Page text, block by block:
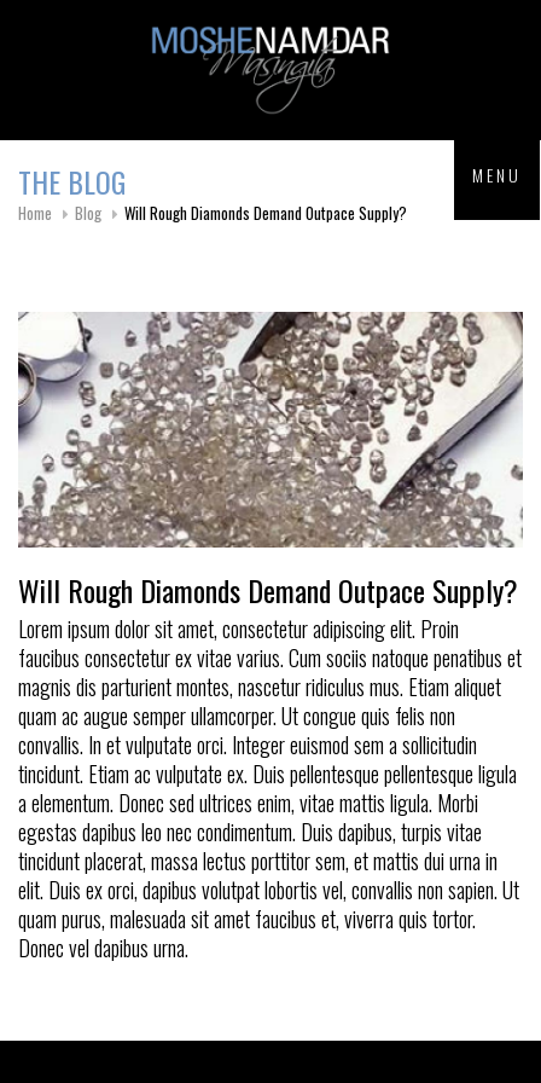
THE BLOG
Home Blog Will Rough Diamonds Demand Outpace Supply?
MENU
Will Rough Diamonds Demand Outpace Supply?
Lorem ipsum dolor sit amet, consectetur adipiscing elit. Proin
faucibus consectetur ex vitae varius. Cum sociis natoque penatibus et
magnis dis parturient montes, nascetur ridiculus mus. Etiam aliquet
quam ac augue semper ullamcorper. Ut congue quis felis non
convallis. In et vulputate orci. Integer euismod sem a sollicitudin
tincidunt. Etiam ac vulputate ex. Duis pellentesque pellentesque ligula
a elementum. Donec sed ultrices enim, vitae mattis ligula. Morbi
egestas dapibus leo nec condimentum. Duis dapibus, turpis vitae
tincidunt placerat, massa lectus porttitor sem, et mattis dui urna in
elit. Duis ex orci, dapibus volutpat lobortis vel, convallis non sapien. Ut
quam purus, malesuada sit amet faucibus et, viverra quis tortor.
Donec vel dapibus urna.